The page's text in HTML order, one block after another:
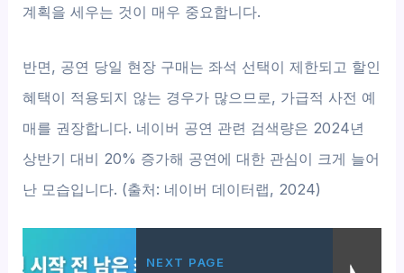
계획을 세우는 것이 매우 중요합니다.
반면, 공연 당일 현장 구매는 좌석 선택이 제한되고 할인
혜택이 적용되지 않는 경우가 많으므로, 가급적 사전 예
매를 권장합니다. 네이버 공연 관련 검색량은 2024년
상반기 대비 20% 증가해 공연에 대한 관심이 크게 늘어
난 모습입니다. (출처: 네이버 데이터랩, 2024)
NEXT PAGE